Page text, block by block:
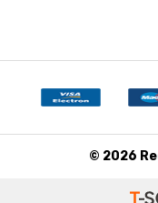
© 2026